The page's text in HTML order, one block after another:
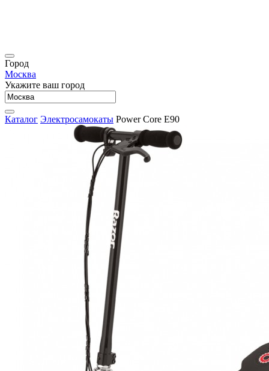
Город
Москва
Укажите ваш город
Каталог Электросамокаты Power Core E90